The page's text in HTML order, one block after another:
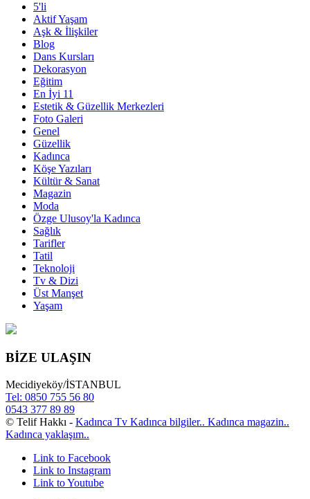
5'li
Aktif Yaşam
Aşk & İlişkiler
Blog
Dans Kursları
Dekorasyon
Eğitim
En İyi 11
Estetik & Güzellik Merkezleri
Foto Galeri
Genel
Güzellik
Kadınca
Köşe Yazıları
Kültür & Sanat
Magazin
Moda
Özge Ulusoy'la Kadınca
Sağlık
Tarifler
Tatil
Teknoloji
Tv & Dizi
Üst Manşet
Yaşam
BİZE ULAŞIN
Mecidiyeköy/İSTANBUL
Tel: 0850 755 56 80
0543 377 89 89
© Telif Hakkı - Kadınca Tv Kadınca bilgiler.. Kadınca magazin..
Kadınca yaklaşım..
Link to Facebook
Link to Instagram
Link to Youtube